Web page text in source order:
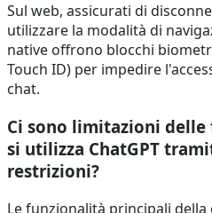
Sul web, assicurati di
utilizzare la modalità di
native offrono blocchi
Touch ID) per impedire
chat.
Ci sono limitazioni
si utilizza ChatGPT
restrizioni?
Le funzionalità principali